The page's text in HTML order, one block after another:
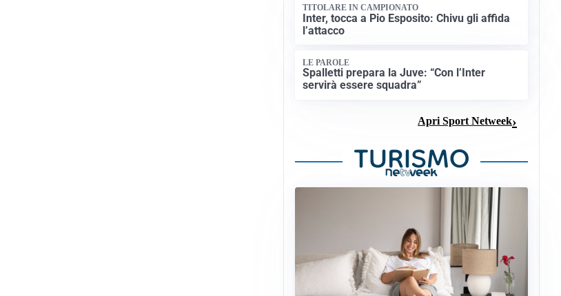
TITOLARE IN CAMPIONATO
Inter, tocca a Pio Esposito: Chivu gli affida
l’attacco
LE PAROLE
Spalletti prepara la Juve: “Con l’Inter
servirà essere squadra”
Apri Sport Netweek